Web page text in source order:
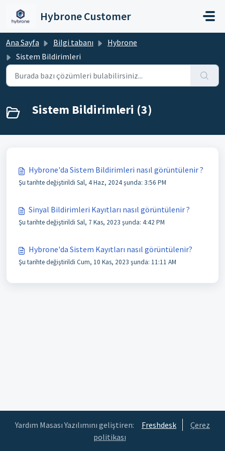
Hybrone Customer
Ana Sayfa Bilgi tabanı
Hybrone
Sistem Bildirimleri
Sistem Bildirimleri (3)
Hybrone'da Sistem Bildirimleri nasıl görüntülenir ?
Şu tarihte değiştirildi Sal, 4 Haz, 2024 şunda: 3:56 PM
Sinyal Bildirimleri Kayıtları nasıl görüntülenir ?
Şu tarihte değiştirildi Sal, 7 Kas, 2023 şunda: 4:42 PM
Hybrone'da Sistem Kayıtları nasıl görüntülenir?
Şu tarihte değiştirildi Cum, 10 Kas, 2023 şunda: 11:11 AM
Yardım Masası Yazılımını geliştiren: Freshdesk
Çerez
politikası